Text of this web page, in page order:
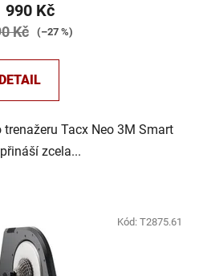
990 Kč
Kč (–27 %)
DETAIL
trenažeru Tacx Neo 3M Smart
zcela...
Kód: T2875.61